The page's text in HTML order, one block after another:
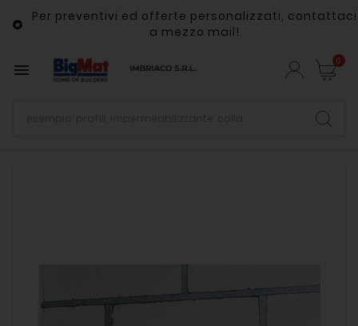

Per preventivi ed offerte personalizzati, contattaci
a mezzo mail!
 0